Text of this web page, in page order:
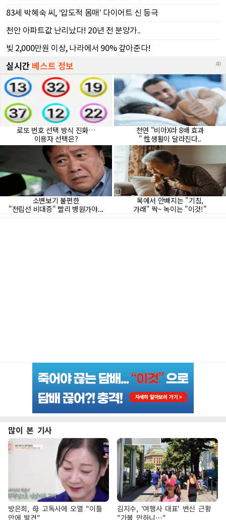
많이 본 기사
방은희, 母 고독사에 오열 "이틀
만에 발견"
김지수, '여행사 대표' 변신 근황
"가볼 만하니…"